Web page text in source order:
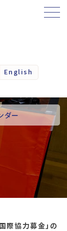
English
ダー
支援
ップ
際協力募金」の